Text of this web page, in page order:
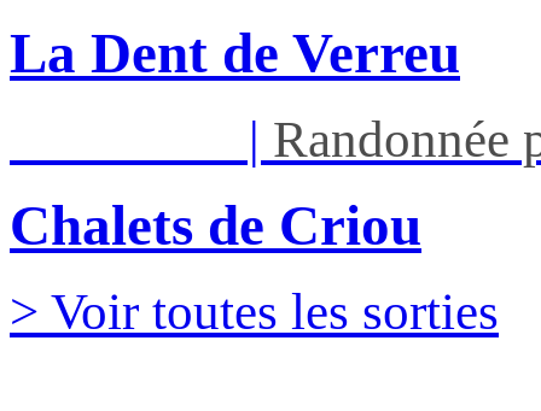
La Dent de Verreu
| Randonnée
Chalets de Criou
> Voir toutes les sorties